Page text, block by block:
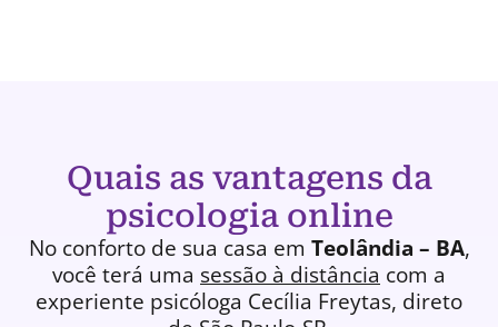
Quais as vantagens da
psicologia online
No conforto de sua casa em Teolândia – BA,
você terá uma sessão à distância com a
experiente psicóloga Cecília Freytas, direto